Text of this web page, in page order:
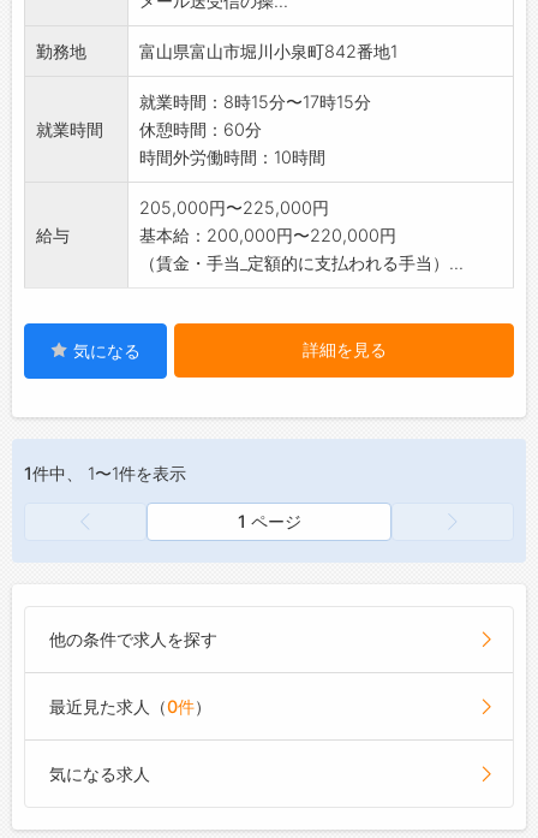
勤務地 富山県富山市堀川小泉町842番地1
就業時間
就業時間：8時15分〜17時15分
休憩時間：60分
時間外労働時間：10時間
給与
205,000円〜225,000円
基本給：200,000円〜220,000円
（賃金・手当_定額的に支払われる手当）...
気になる 詳細を見る
1件中、 1〜1件を表示
1 ページ
他の条件で求人を探す
最近見た求人（0件）
気になる求人